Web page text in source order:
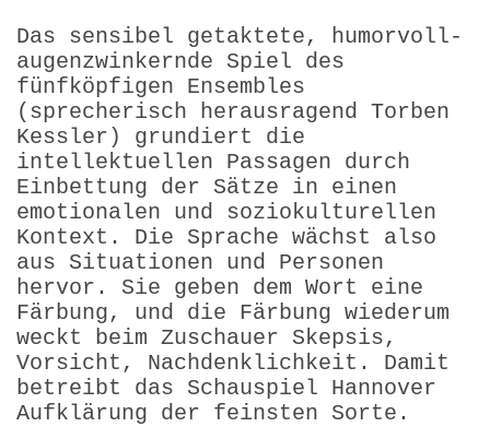
Das sensibel getaktete, humorvoll-
augenzwinkernde Spiel des
fünfköpfigen Ensembles
(sprecherisch herausragend Torben
Kessler) grundiert die
intellektuellen Passagen durch
Einbettung der Sätze in einen
emotionalen und soziokulturellen
Kontext. Die Sprache wächst also
aus Situationen und Personen
hervor. Sie geben dem Wort eine
Färbung, und die Färbung wiederum
weckt beim Zuschauer Skepsis,
Vorsicht, Nachdenklichkeit. Damit
betreibt das Schauspiel Hannover
Aufklärung der feinsten Sorte.